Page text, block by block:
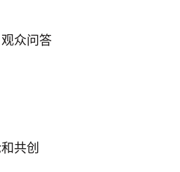
众问答
共创